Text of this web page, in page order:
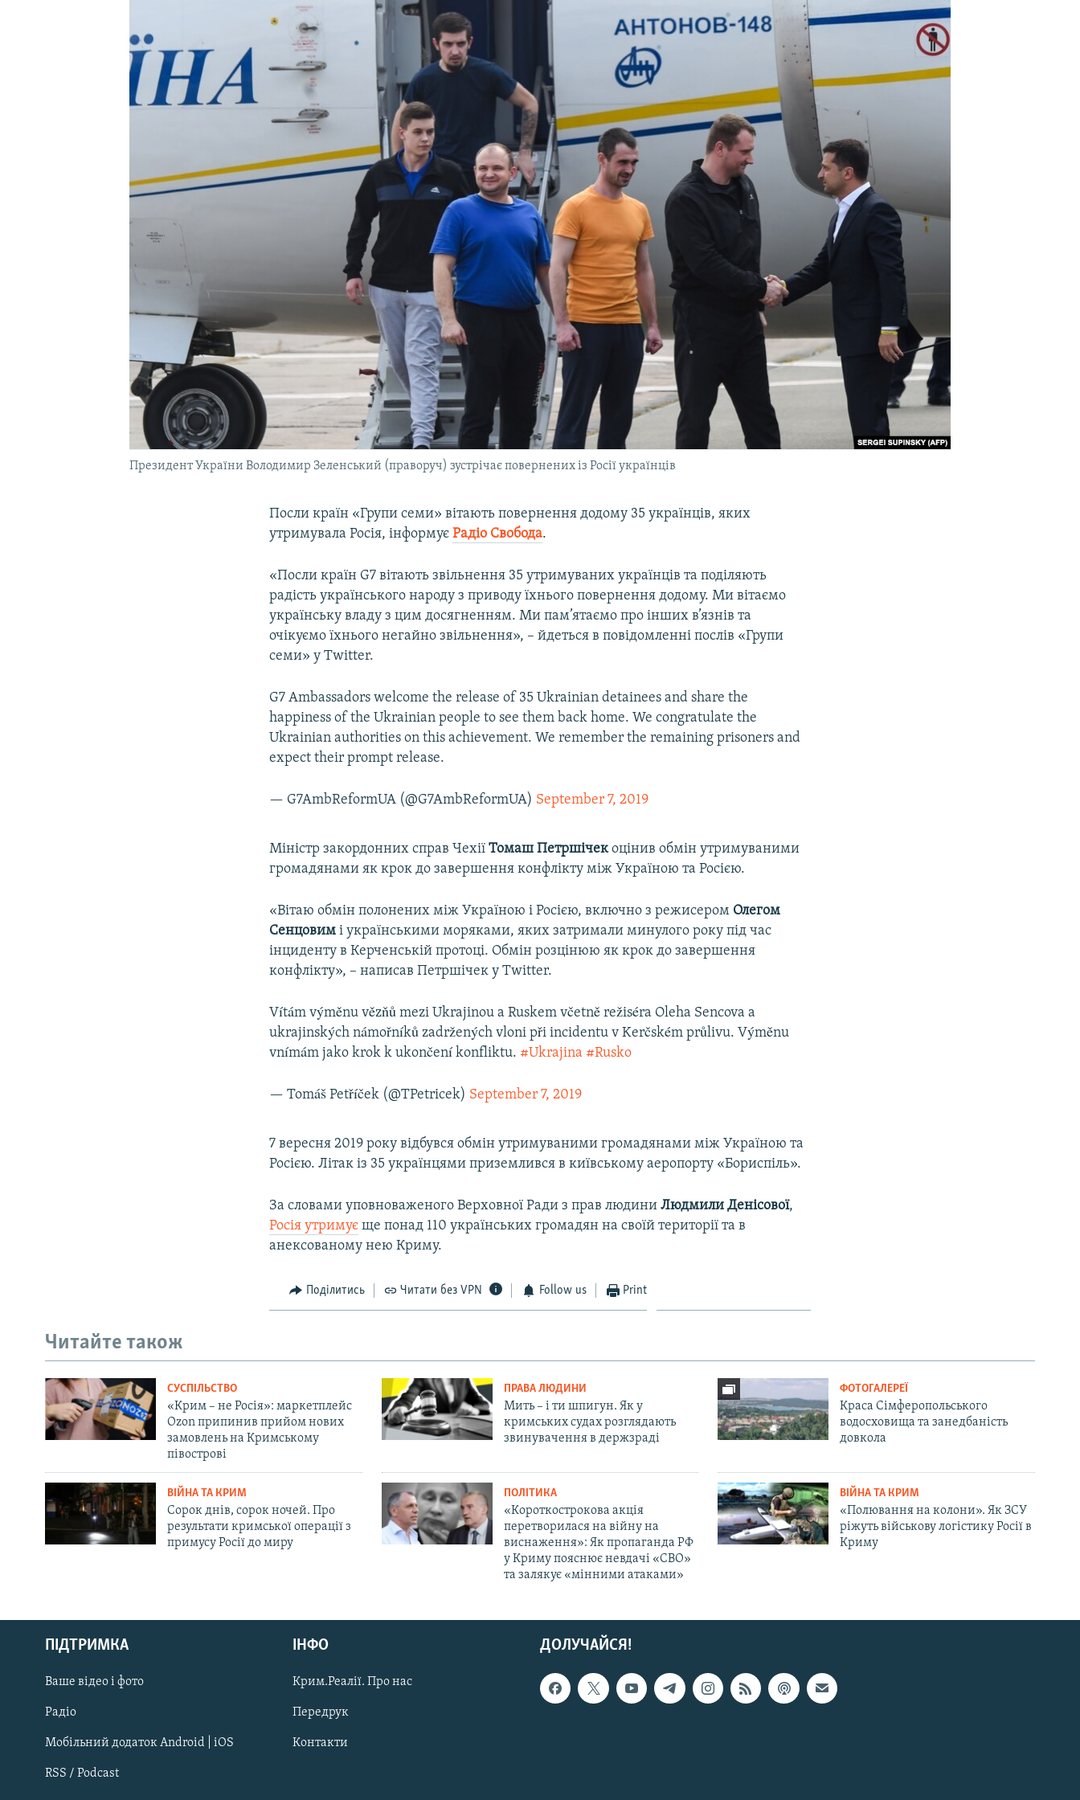
УКРАЇНСЬКА ПРОБЛЕМА КРИМУ
Русский
Qırımtatar
ДОЛУЧАЙСЯ!
Президент України Володимир Зеленський (праворуч) зустрічає повернених із Росії українців
Посли країн «Групи семи» вітають повернення додому 35 українців, яких
утримувала Росія, інформуєРадіо Свобода.
«Посли країн G7 вітають звільнення 35 утримуваних українців та поділяють
радість українського народу з приводу їхнього повернення додому. Ми вітаємо
українську владу з цим досягненням. Ми пам’ятаємо про інших в’язнів та
очікуємо їхнього негайно звільнення», – йдеться в повідомленні послів «Групи
семи» у Twitter.
G7 Ambassadors welcome the release of 35 Ukrainian detainees and share the
happiness of the Ukrainian people to see them back home. We congratulate the
Ukrainian authorities on this achievement. We remember the remaining prisoners and
expect their prompt release.
— G7AmbReformUA (@G7AmbReformUA) September 7, 2019
Міністр закордонних справ ЧехіїТомаш Петршічекоцінив обмін утримуваними
громадянами як крок до завершення конфлікту між Україною та Росією.
«Вітаю обмін полонених між Україною і Росією, включно з режисером Олегом
Сенцовим і українськими моряками, яких затримали минулого року під час
інциденту в Керченській протоці. Обмін розцінюю як крок до завершення
конфлікту», – написав Петршічек у Twitter.
Vítám výměnu vězňů mezi Ukrajinou a Ruskem včetně režiséra Oleha Sencova a
ukrajinských námořníků zadržených vloni při incidentu v Kerčském průlivu. Výměnu
vnímám jako krok k ukončení konfliktu. #Ukrajina #Rusko
— Tomáš Petříček (@TPetricek) September 7, 2019
7 вересня 2019 року відбувся обмін утримуваними громадянами між Україною та
Росією. Літак із 35 українцями приземлився в київському аеропорту «Бориспіль».
За словами уповноваженого Верховної Ради з прав людиниЛюдмили Денісової,
Росія утримує ще понад 110 українських громадян на своїй території та в
анексованому нею Криму.
Поділитись Читати без VPN Follow us Print
Читайте також
СУСПІЛЬСТВО
«Крим – не Росія»: маркетплейс
Ozon припинив прийом нових
замовлень на Кримському
півострові
ПРАВА ЛЮДИНИ
Мить – і ти шпигун. Як у
кримських судах розглядають
звинувачення в держзраді
ФОТОГАЛЕРЕЇ
Краса Сімферопольського
водосховища та занедбаність
довкола
ВІЙНА ТА КРИМ
Сорок днів, сорок ночей. Про
результати кримської операції з
примусу Росії до миру
ПОЛІТИКА
«Короткострокова акція
перетворилася на війну на
виснаження»: Як пропаганда РФ
у Криму пояснює невдачі «СВО»
та залякує «мінними атаками»
ВІЙНА ТА КРИМ
«Полювання на колони». Як ЗСУ
ріжуть військову логістику Росії в
Криму
ДОЛУЧАЙСЯ!
ПІДТРИМКА
Ваше відео і фото
Радіо
Мобільний додаток Android | iOS
RSS / Podcast
ІНФО
Крим.Реалії. Про нас
Передрук
Контакти